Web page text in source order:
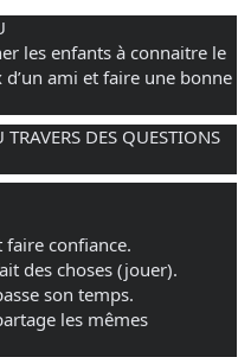
les enfants à connaitre le
ami et faire une bonne
TRAVERS DES QUESTIONS
confiance.
des choses (jouer).
son temps.
les mêmes